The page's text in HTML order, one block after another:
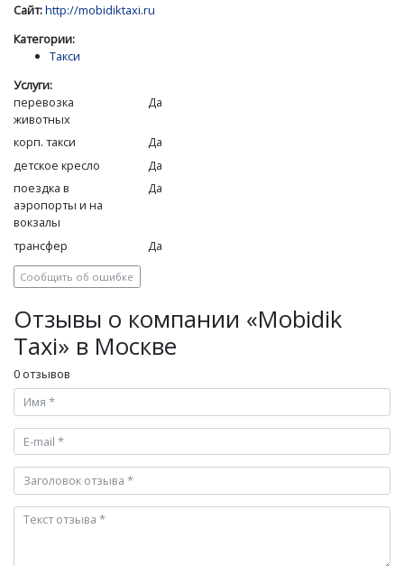
Сайт:http://mobidiktaxi.ru
Категории:
Такси
Услуги:
перевозка
животных
Да
корп. такси
Да
детское кресло
Да
поездка в
аэропорты и на
вокзалы
Да
трансфер Да
Сообщить об ошибке
Отзывы о компании «Mobidik
Taxi» в Москве
0 отзывов